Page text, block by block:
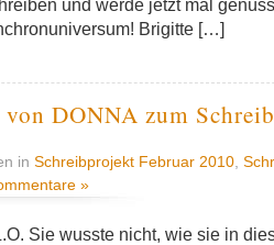
und werde jetzt mal
Brigitte […]
DONNA zum
in Schreibprojekt Februar 2010
»
Sie wusste nicht, wie sie in